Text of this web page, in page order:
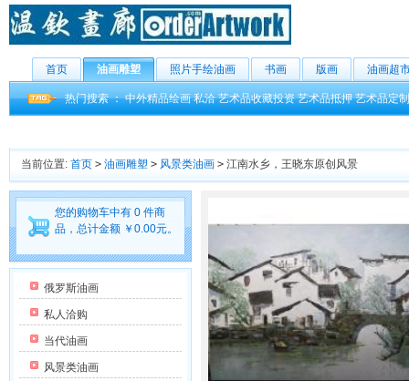
首页 油画雕塑 照片手绘油画 书画 版画 油画超
热门搜索 ：中外精品绘画 私洽 艺术品收藏投资 艺术品抵押 艺术品定制
当前位置: 首页 > 油画雕塑 > 风景类油画 > 江南水乡，王晓东原创风景
您的购物车中有 0 件商
品，总计金额 ￥0.00元。
俄罗斯油画
私人洽购
当代油画
风景类油画